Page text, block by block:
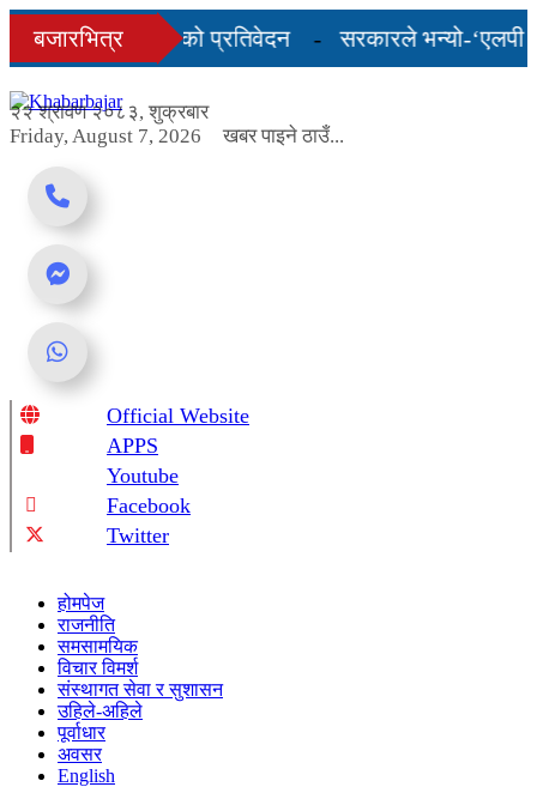
Skip
content
बजारभित्र
तीन महिनाको प्रतिवेदन
सरकारले भन्यो-‘एलपी
२२ श्रावण २०८३, शुक्रबार
Friday, August 7, 2026
खबर पाइने ठाउँ...
Online News Portal
Official Website
APPS
Youtube
Facebook
Twitter
होमपेज
राजनीति
समसामयिक
विचार विमर्श
संस्थागत सेवा र सुशासन
उहिले-अहिले
पूर्वाधार
अवसर
English